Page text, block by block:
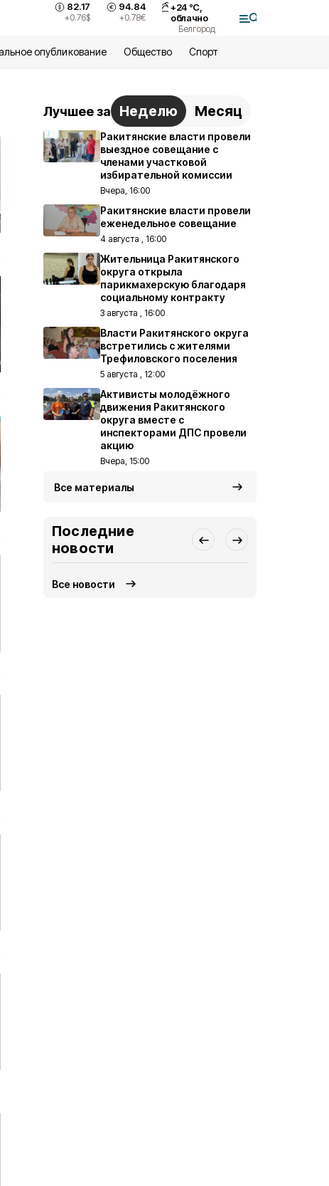
82.17
+0.76$
94.84
+0.78€
+24 °С,
облачно
Белгород
опубликование Общество Спорт
Лучшее за Неделю Месяц
Ракитянские власти провели
выездное совещание с
членами участковой
избирательной комиссии
Вчера, 16:00
Ракитянские власти провели
еженедельное совещание
4 августа , 16:00
Жительница Ракитянского
округа открыла
парикмахерскую благодаря
социальному контракту
3 августа , 16:00
Власти Ракитянского округа
встретились с жителями
Трефиловского поселения
5 августа , 12:00
Активисты молодёжного
движения Ракитянского
округа вместе с
инспекторами ДПС провели
акцию
Вчера, 15:00
Все материалы
Последние
новости
Все новости